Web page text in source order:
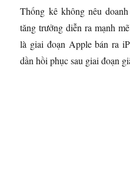
Thống kê không nêu
tăng trưởng diễn ra mạnh
là giai đoạn Apple bán ra
dần hồi phục sau giai đoạn